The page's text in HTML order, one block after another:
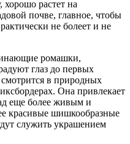
хорошо растет на
почве, главное, чтобы
не болеет и не
ромашки,
глаз до первых
в природных
Она привлекает
еще более живым и
красивые шишкообразные
служить украшением